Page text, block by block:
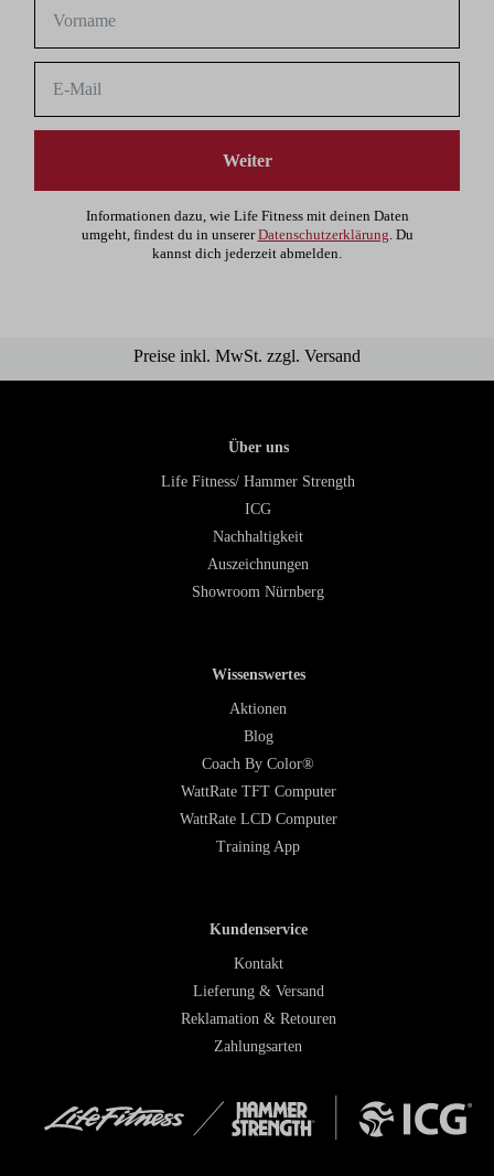
Weiter
Informationen dazu, wie Life Fitness mit deinen Daten
umgeht, findest du in unsererDatenschutzerklärung. Du
kannst dich jederzeit abmelden.
Preise inkl. MwSt. zzgl. Versand
Über uns
Life Fitness/ Hammer Strength
ICG
Nachhaltigkeit
Auszeichnungen
Showroom Nürnberg
Wissenswertes
Aktionen
Blog
Coach By Color®
WattRate TFT Computer
WattRate LCD Computer
Training App
Kundenservice
Kontakt
Lieferung & Versand
Reklamation & Retouren
Zahlungsarten